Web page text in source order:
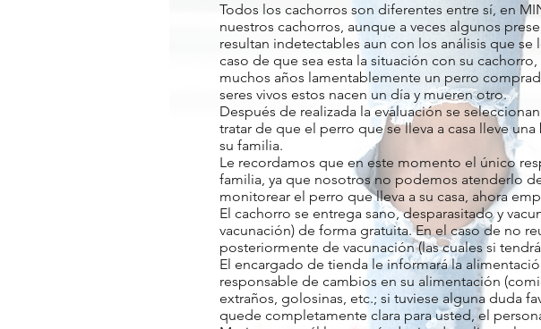
Todos los cachorros son diferentes entre sí, en
nuestros cachorros, aunque a veces algunos
resultan indetectables aun con los análisis que
caso de que sea esta la situación con su
muchos años lamentablemente un perro
seres vivos estos nacen un día y mueren otro.
Después de realizada la evaluación se
tratar de que el perro que se lleva a casa lleve
su familia.
Le recordamos que en este momento el único
familia, ya que nosotros no podemos atenderlo
monitorear el perro que lleva a su casa, ahora
El cachorro se entrega sano, desparasitado y
vacunación) de forma gratuita. En el caso de no
posteriormente de vacunación (las cuales si
El encargado de tienda le informará la
responsable de cambios en su alimentación
extraños, golosinas, etc.; si tuviese alguna duda
quede completamente clara para usted, el